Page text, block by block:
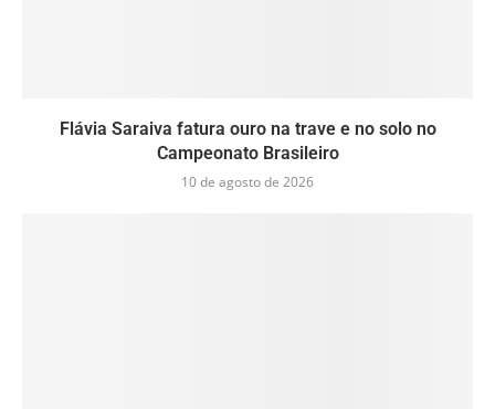
Flávia Saraiva fatura ouro na trave e no solo no
Campeonato Brasileiro
10 de agosto de 2026